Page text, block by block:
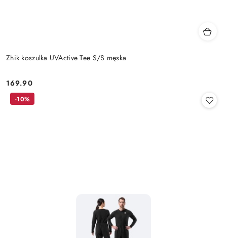
Zhik koszulka UVActive Tee S/S męska
Cena:
169.90
-10%